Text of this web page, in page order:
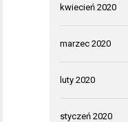
kwiecień 2020
marzec 2020
luty 2020
styczeń 2020